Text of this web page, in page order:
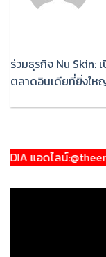
ร่วมธุรกิจ Nu Skin:
ตลาดอินเดียที่ยิ่งให
น์:@theeratraveller